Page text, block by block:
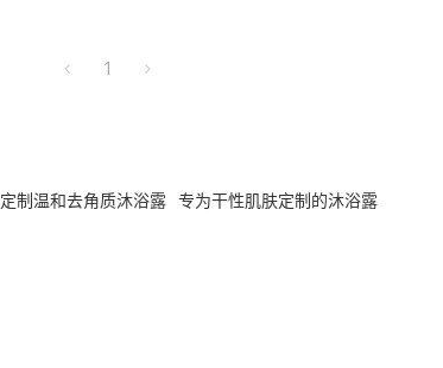
1
定制温和去角质沐浴露 专为干性肌肤定制的沐浴露